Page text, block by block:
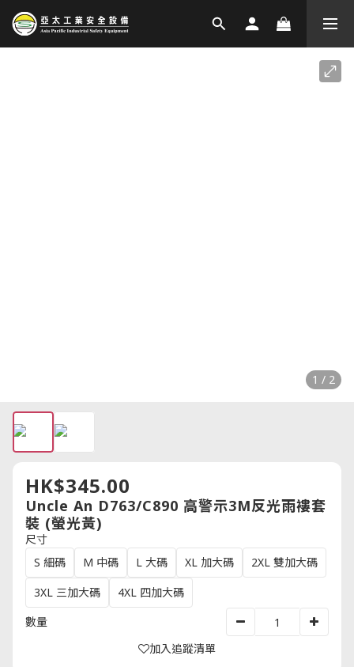
1 / 2
HK$345.00
Uncle An D763/C890 高警示3M反光雨褸套
裝 (螢光黃)
尺寸
S 細碼
M 中碼 L 大碼 XL 加大碼
2XL 雙加大碼
3XL 三加大碼
4XL 四加大碼
數量
加入追蹤清單